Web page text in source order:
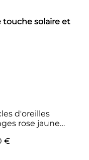
touche solaire et
d'oreilles
rose jaune
€